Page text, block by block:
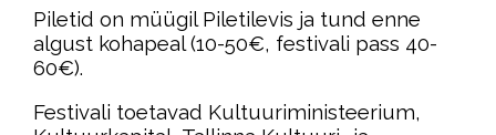
Piletid on müügil Piletilevis ja tund enne
algust kohapeal (10-50€, festivali pass 40-
60€).
Festivali toetavad Kultuuriministeerium,